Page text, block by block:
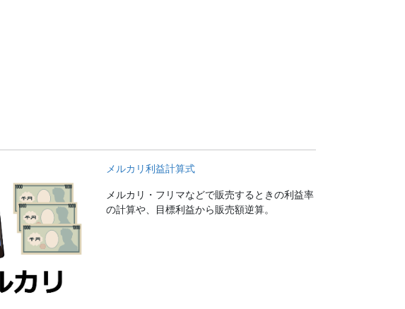
メルカリ利益計算式
メルカリ・フリマなどで販売するときの利益率
の計算や、目標利益から販売額逆算。